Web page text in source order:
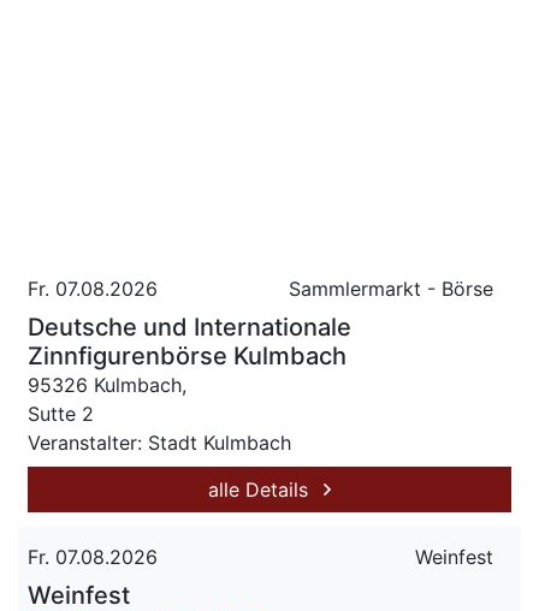
Fr. 07.08.2026 Sammlermarkt - Börse
Deutsche und Internationale
Zinnfigurenbörse Kulmbach
95326 Kulmbach,
Sutte 2
Veranstalter: Stadt Kulmbach
alle Details
Fr. 07.08.2026 Weinfest
Weinfest